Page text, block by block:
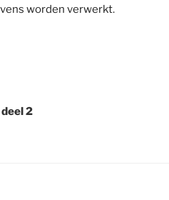
worden verwerkt.
2